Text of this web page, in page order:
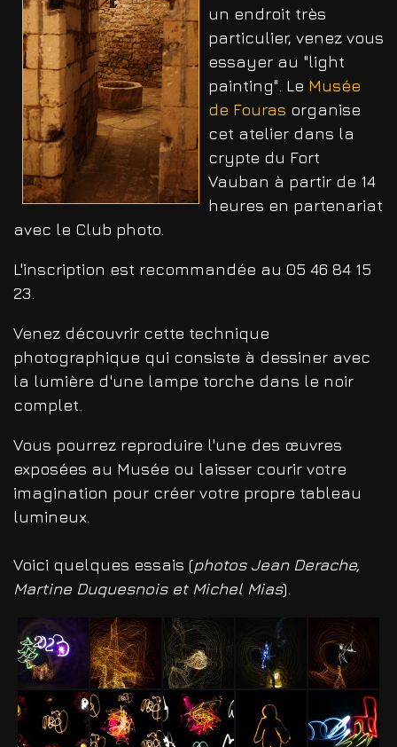
un endroit très
particulier, venez vous
essayer au "light
painting". Le Musée
de Fouras organise
cet atelier dans la
crypte du Fort
Vauban à partir de 14
heures en partenariat
avec le Club photo.
L'inscription est recommandée au 05 46 84 15
23
Venez découvrir cette technique
photographique qui consiste à dessiner avec
la lumière d'une lampe torche dans le noir
complet.
Vous pourrez reproduire l'une des œuvres
exposées au Musée ou laisser courir votre
imagination pour créer votre propre tableau
lumineux.
Voici quelques essais (photos Jean Derache,
Martine Duquesnois et Michel Mias).